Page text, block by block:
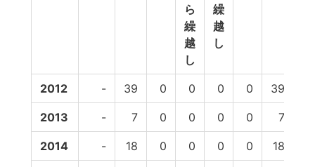
ら
繰
越
し
繰
越
し
2012 - 39 0 0 0 0 39
2013 - 7 0 0 0 0 7
2014 - 18 0 0 0 0 18